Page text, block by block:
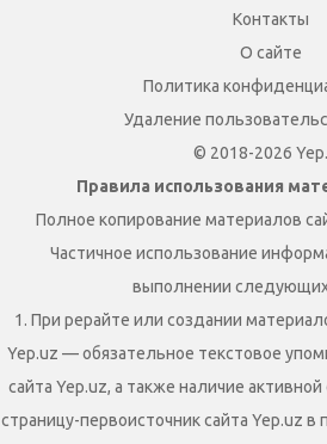
Контакты
О сайте
Политика
Удаление
© 2018-2026
Правила использования
Полное копирование материалов
Частичное использование
выполнении
1. При рерайте или создании
Yep.uz — обязательное текстовое
сайта Yep.uz, а также наличие
страницу-первоисточник сайта Yep.uz